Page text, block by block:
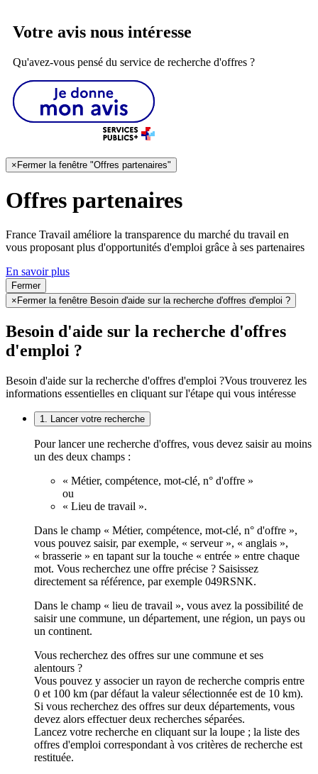
Votre avis nous intéresse
Qu'avez-vous pensé du service de recherche d'offres ?
×Fermer la fenêtre "Offres partenaires"
Offres partenaires
France Travail améliore la transparence du marché du travail en
vous proposant plus d'opportunités d'emploi grâce à ses partenaires
En savoir plus
Fermer
× Fermer la fenêtre Besoin d'aide sur la recherche d'offres d'emploi ?
Besoin d'aide sur la recherche d'offres
d'emploi ?
Besoin d'aide sur la recherche d'offres d'emploi ?Vous trouverez les
informations essentielles en cliquant sur l'étape qui vous intéresse
1. Lancer votre recherche
Pour lancer une recherche d'offres, vous devez saisir au moins
un des deux champs :
« Métier, compétence, mot-clé, n° d'offre »
ou
« Lieu de travail ».
Dans le champ « Métier, compétence, mot-clé, n° d'offre »,
vous pouvez saisir, par exemple, « serveur », « anglais »,
« brasserie » en tapant sur la touche « entrée » entre chaque
mot. Vous recherchez une offre précise ? Saisissez
directement sa référence, par exemple 049RSNK.
Dans le champ « lieu de travail », vous avez la possibilité de
saisir une commune, un département, une région, un pays ou
un continent.
Vous recherchez des offres sur une commune et ses
alentours ?
Vous pouvez y associer un rayon de recherche compris entre
0 et 100 km (par défaut la valeur sélectionnée est de 10 km).
Si vous recherchez des offres sur deux départements, vous
devez alors effectuer deux recherches séparées.
Lancez votre recherche en cliquant sur la loupe ; la liste des
offres d'emploi correspondant à vos critères de recherche est
restituée.